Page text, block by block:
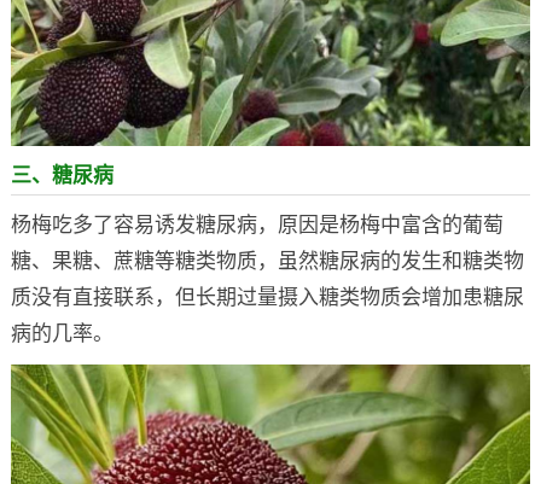
三、糖尿病
杨梅吃多了容易诱发糖尿病，原因是杨梅中富含的葡萄
糖、果糖、蔗糖等糖类物质，虽然糖尿病的发生和糖类物
质没有直接联系，但长期过量摄入糖类物质会增加患糖尿
病的几率。